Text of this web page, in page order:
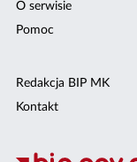
O serwisie
Pomoc
Redakcja BIP MK
Kontakt